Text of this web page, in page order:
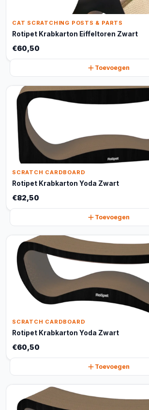
CAT SCRATCHING POSTS & PARTS
Rotipet Krabkarton Eiffeltoren Zwart
€60,50
Toevoegen
SCRATCH CARDBOARD
Rotipet Krabkarton Yoda Zwart
€82,50
Toevoegen
SCRATCH CARDBOARD
Rotipet Krabkarton Yoda Zwart
€60,50
Toevoegen